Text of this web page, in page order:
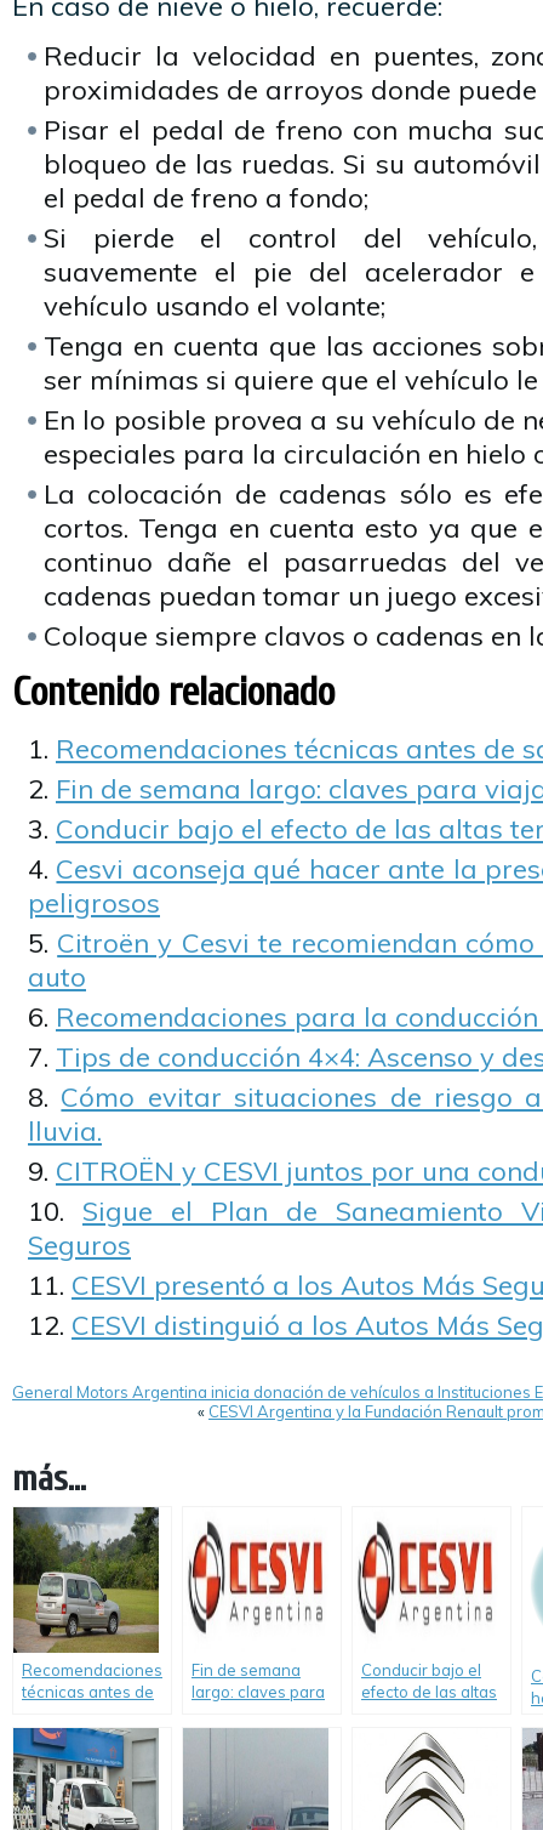
Reducir la velocidad en puentes,
proximidades de arroyos donde
Pisar el pedal de freno con mucha
bloqueo de las ruedas. Si su
el pedal de freno a fondo;
Si pierde el control del
suavemente el pie del acelerador
vehículo usando el volante;
Tenga en cuenta que las acciones
ser mínimas si quiere que el vehículo
En lo posible provea a su vehículo de
especiales para la circulación en hielo
La colocación de cadenas sólo es
cortos. Tenga en cuenta esto ya que
continuo dañe el pasarruedas del
cadenas puedan tomar un juego
Coloque siempre clavos o cadenas en
Contenido relacionado
Recomendaciones técnicas antes de
Fin de semana largo: claves para
Conducir bajo el efecto de las altas
Cesvi aconseja qué hacer ante la
peligrosos
Citroën y Cesvi te recomiendan
auto
Recomendaciones para la
Tips de conducción 4×4: Ascenso y
Cómo evitar situaciones de riesgo
lluvia.
CITROËN y CESVI juntos por una
Sigue el Plan de Saneamiento
Seguros
CESVI presentó a los Autos Más
CESVI distinguió a los Autos Más
General Motors Argentina inicia donación de vehículos a Instituciones
« CESVI Argentina y la Fundación Renault
más...
Recomendaciones
técnicas antes de
Fin de semana
largo: claves para
Conducir bajo el
efecto de las altas